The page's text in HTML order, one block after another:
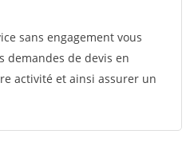
sans engagement vous
demandes de devis en
activité et ainsi assurer un